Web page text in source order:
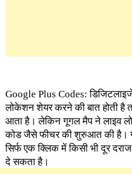
Google Plus Codes:
लोकेशन शेयर करने की बात होती है
आता है। लेकिन गूगल मैप ने लाइव
कोड जैसे फीचर की शुरुआत की है।
सिर्फ एक क्लिक में किसी भी दूर
दे सकता है।